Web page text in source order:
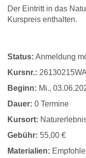
Der Eintritt in das
Kurspreis enthalten.
Status: Anmeldung
Kursnr.: 26130215WA
Beginn: Mi.,
Dauer: 0 Termine
Kursort:
Gebühr: 55,00 €
Materialien: